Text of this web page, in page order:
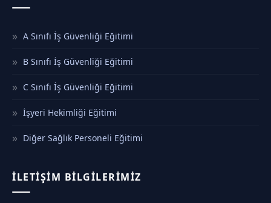
A Sınıfı İş Güvenliği Eğitimi
B Sınıfı İş Güvenliği Eğitimi
C Sınıfı İş Güvenliği Eğitimi
İşyeri Hekimliği Eğitimi
Diğer Sağlık Personeli Eğitimi
İLETIŞIM BILGILERIMIZ